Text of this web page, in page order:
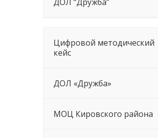
Цифровой методический
кейс
ДОЛ «Дружба»
МОЦ Кировского района